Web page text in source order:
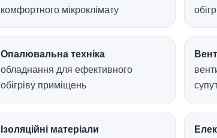
комфортного мікроклімату
Опалювальна техніка
обладнання для ефективного
обігріву приміщень
Ізоляційні матеріали